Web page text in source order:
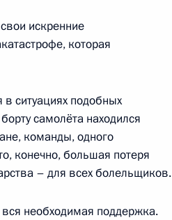
искренние
которая
ситуациях подобных
самолёта находился
команды, одного
конечно, большая потеря
– для всех болельщиков.
необходимая поддержка.